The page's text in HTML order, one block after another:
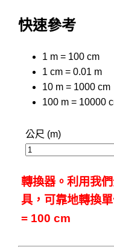
快速參考
1 m = 100 cm
1 cm = 0.01 m
10 m = 1000 cm
100 m = 10000
公尺 (m)
轉換器。利用我
具，可靠地轉換
= 100 cm